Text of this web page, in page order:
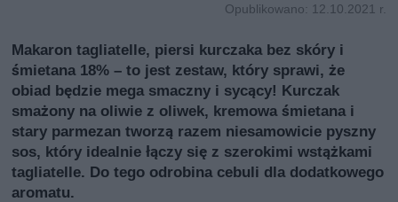
Opublikowano: 12.10.2021 r.
Makaron tagliatelle, piersi kurczaka bez skóry i
śmietana 18% – to jest zestaw, który sprawi, że
obiad będzie mega smaczny i sycący! Kurczak
smażony na oliwie z oliwek, kremowa śmietana i
stary parmezan tworzą razem niesamowicie pyszny
sos, który idealnie łączy się z szerokimi wstążkami
tagliatelle. Do tego odrobina cebuli dla dodatkowego
aromatu.